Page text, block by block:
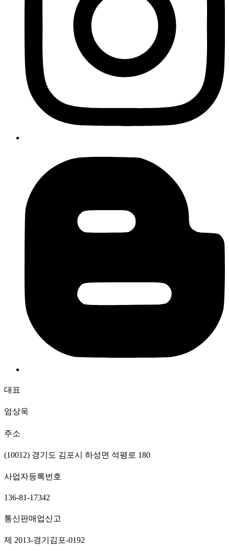
대표
엄상욱
주소
(10012) 경기도 김포시 하성면 석평로 180
사업자등록번호
136-81-17342
통신판매업신고
제 2013-경기김포-0192